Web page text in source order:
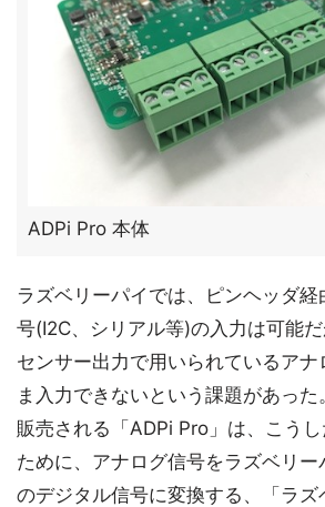
ADPi Pro 本体
ラズベリーパイでは、ピンヘッダ
号(I2C、シリアル等)の入力は可能
センサー出力で用いられているアナ
ま入力できないという課題があっ
販売される「ADPi Pro」は、こう
ために、アナログ信号をラズベリ
のデジタル信号に変換する、「ラズ